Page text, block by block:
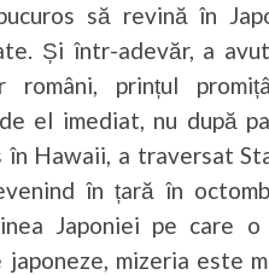
să revină în
Și într-adevăr, a
prințul
el imediat, nu după
în Hawaii, a traversat
în țară în
Japoniei pe care
mizeria este